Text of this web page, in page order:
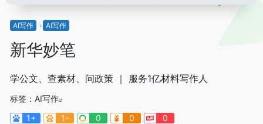
AI写作 AI写作
新华妙笔
学公文、查素材、问政策 ｜ 服务1亿材料写作人
标签： AI写作
1+
1- 0 0 0